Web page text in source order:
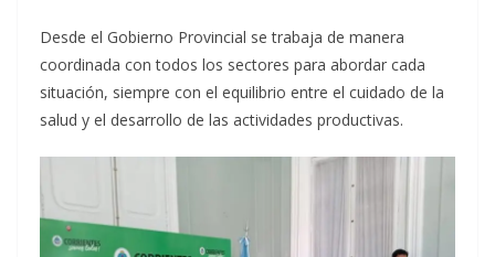
Desde el Gobierno Provincial se trabaja de manera
coordinada con todos los sectores para abordar cada
situación, siempre con el equilibrio entre el cuidado de la
salud y el desarrollo de las actividades productivas.